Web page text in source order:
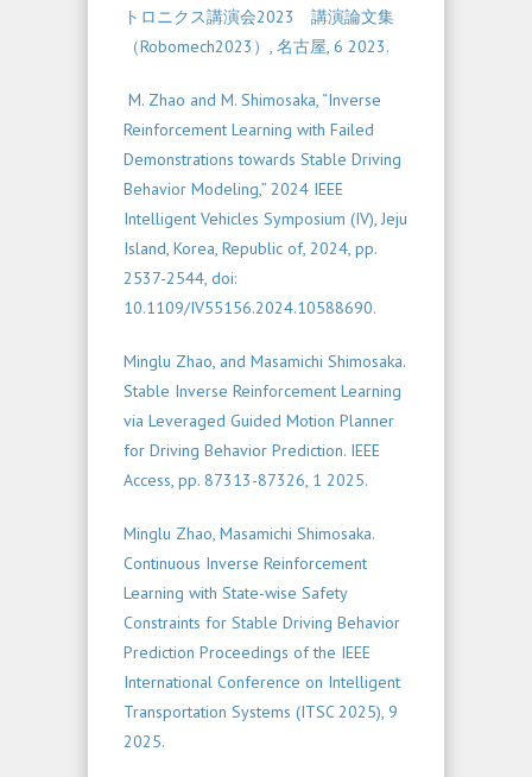
トロニクス講演会2023 講演論文集
（Robomech2023）, 名古屋, 6 2023.
M. Zhao and M. Shimosaka, “Inverse
Reinforcement Learning with Failed
Demonstrations towards Stable Driving
Behavior Modeling,” 2024 IEEE
Intelligent Vehicles Symposium (IV), Jeju
Island, Korea, Republic of, 2024, pp.
2537-2544, doi:
10.1109/IV55156.2024.10588690.
Minglu Zhao, and Masamichi Shimosaka.
Stable Inverse Reinforcement Learning
via Leveraged Guided Motion Planner
for Driving Behavior Prediction. IEEE
Access, pp. 87313-87326, 1 2025.
Minglu Zhao, Masamichi Shimosaka.
Continuous Inverse Reinforcement
Learning with State-wise Safety
Constraints for Stable Driving Behavior
Prediction Proceedings of the IEEE
International Conference on Intelligent
Transportation Systems (ITSC 2025), 9
2025.